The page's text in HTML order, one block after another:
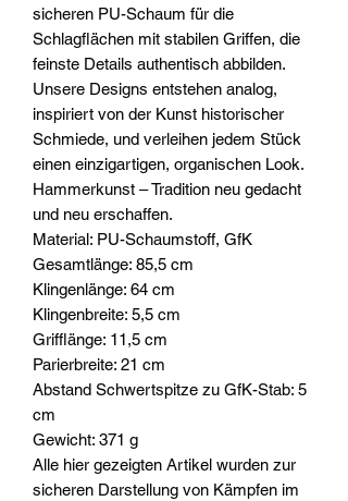
sicheren PU-Schaum für die
Schlagflächen mit stabilen Griffen, die
feinste Details authentisch abbilden.
Unsere Designs entstehen analog,
inspiriert von der Kunst historischer
Schmiede, und verleihen jedem Stück
einen einzigartigen, organischen Look.
Hammerkunst – Tradition neu gedacht
und neu erschaffen.
Material: PU-Schaumstoff, GfK
Gesamtlänge: 85,5 cm
Klingenlänge: 64 cm
Klingenbreite: 5,5 cm
Grifflänge: 11,5 cm
Parierbreite: 21 cm
Abstand Schwertspitze zu GfK-Stab: 5
cm
Gewicht: 371 g
Alle hier gezeigten Artikel wurden zur
sicheren Darstellung von Kämpfen im